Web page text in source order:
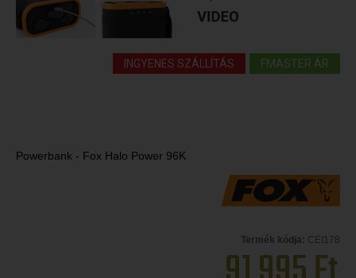
FMASTER ÁR
INGYENES SZÁLLÍTÁS
Powerbank - Fox Halo Power 96K
Termék kódja: CEI178